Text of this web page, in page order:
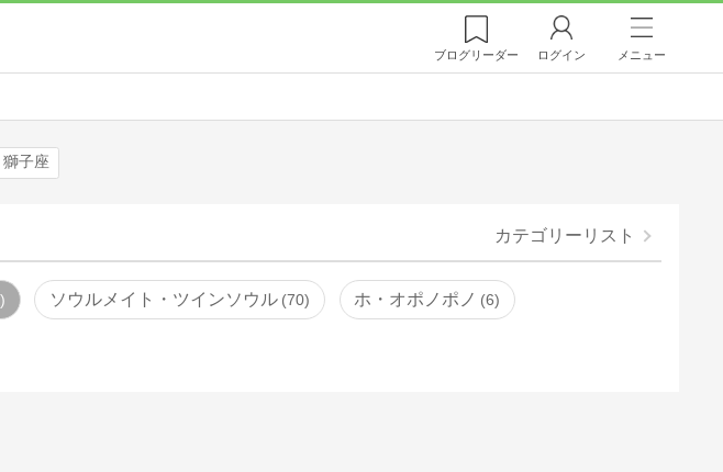
ブログリーダー ログイン メニュー
獅子座
カテゴリーリスト
ソウルメイト・ツインソウル 70 ホ・オポノポノ 6